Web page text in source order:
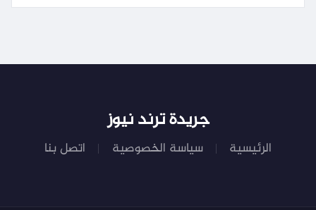
جريدة ترند نيوز
الرئيسية سياسة الخصوصية اتصل بنا